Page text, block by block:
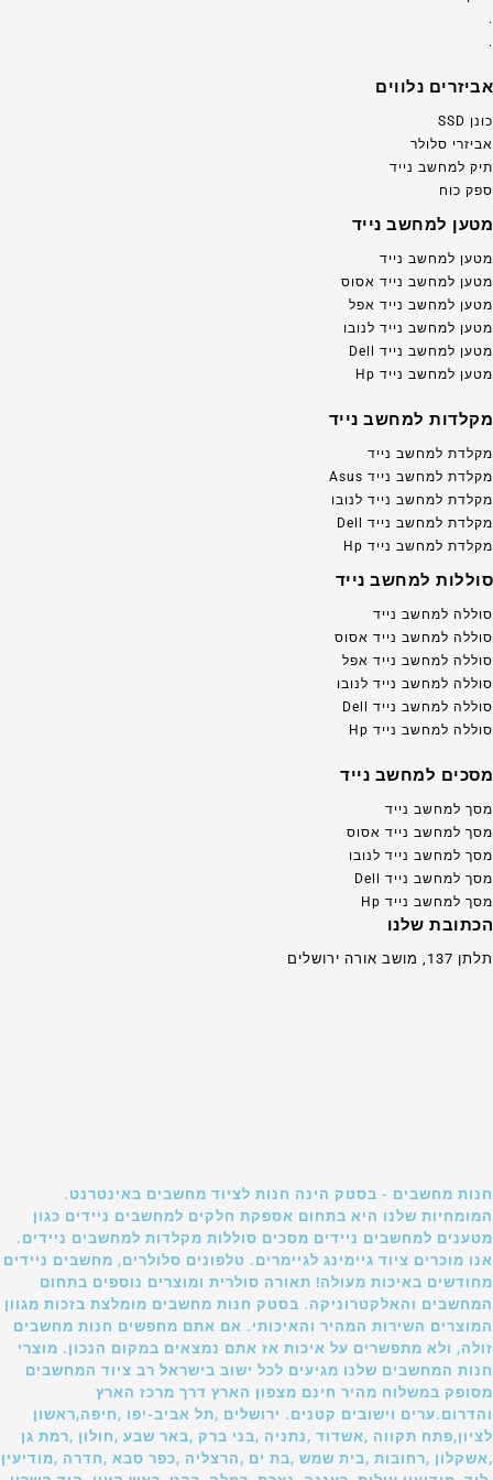
.
.
אביזרים נלווים
כונן SSD
אביזרי סלולר
תיק למחשב נייד
ספק כוח
מטען למחשב נייד
מטען למחשב נייד
מטען למחשב נייד אסוס
מטען למחשב נייד אפל
מטען למחשב נייד לנובו
מטען למחשב נייד Dell
מטען למחשב נייד Hp
מקלדות למחשב נייד
מקלדת למחשב נייד
מקלדת למחשב נייד Asus
מקלדת למחשב נייד לנובו
מקלדת למחשב נייד Dell
מקלדת למחשב נייד Hp
סוללות למחשב נייד
סוללה למחשב נייד
סוללה למחשב נייד אסוס
סוללה למחשב נייד אפל
סוללה למחשב נייד לנובו
סוללה למחשב נייד Dell
סוללה למחשב נייד Hp
מסכים למחשב נייד
מסך למחשב נייד
מסך למחשב נייד אסוס
מסך למחשב נייד לנובו
מסך למחשב נייד Dell
מסך למחשב נייד Hp
הכתובת שלנו
תלתן 137, מושב אורה ירושלים
חנות מחשבים - בסטק הינה חנות לציוד מחשבים באינטרנט.
המומחיות שלנו היא בתחום אספקת חלקים למחשבים ניידים כגון
מטענים למחשבים ניידים מסכים סוללות מקלדות למחשבים ניידים.
אנו מוכרים ציוד גיימינג לגיימרים. טלפונים סלולרים, מחשבים ניידים
מחודשים באיכות מעולה! תאורה סולרית ומוצרים נוספים בתחום
המחשבים והאלקטרוניקה. בסטק חנות מחשבים מומלצת בזכות מגוון
המוצרים השירות המהיר והאיכותי. אם אתם מחפשים חנות מחשבים
זולה, ולא מתפשרים על איכות אז אתם נמצאים במקום הנכון. מוצרי
חנות המחשבים שלנו מגיעים לכל ישוב בישראל רב ציוד המחשבים
מסופק במשלוח מהיר חינם מצפון הארץ דרך מרכז הארץ
והדרום.ערים וישובים קטנים. ירושלים ,תל אביב-יפו ,חיפה,ראשון
לציון,פתח תקווה ,אשדוד ,נתניה ,בני ברק ,באר שבע ,חולון ,רמת גן
,אשקלון ,רחובות ,בית שמש ,בת ים ,הרצליה ,כפר סבא ,חדרה ,מודיעין